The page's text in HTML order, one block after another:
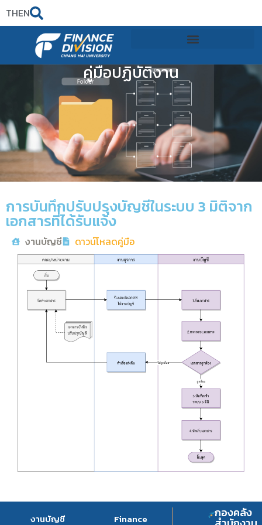
THEN
คู่มือปฏิบัติงาน
การบันทึกปรับปรุงบัญชีในระบบ 3 มิติจาก
เอกสารที่ได้รับแจ้ง
งานบัญชี ดาวน์โหลดคู่มือ
งานบัญชี Finance กองคลัง